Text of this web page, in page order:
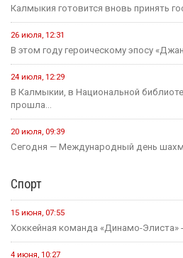
23 июля Событие
Зрителям Телеканала «Россия 1»
Калмыкии увековечили память о
Нарана Очир-Горяева
Новости на канале